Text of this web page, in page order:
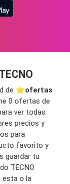
de ⭐️ofertas
0 ofertas de
ver todas
precios y
para
favorito y
guardar tu
TECNO
esta o la